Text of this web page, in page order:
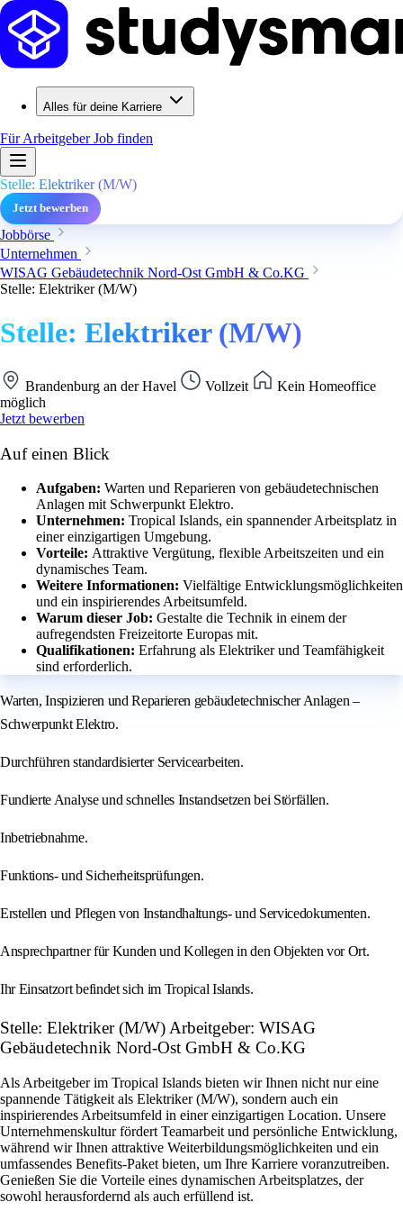
Alles für deine Karriere
Für ArbeitgeberJob finden
Stelle: Elektriker (M/W)
Jetzt bewerben
Jobbörse
Unternehmen
WISAG Gebäudetechnik Nord-Ost GmbH & Co.KG
Stelle: Elektriker (M/W)
Stelle: Elektriker (M/W)
Brandenburg an der Havel Vollzeit
Kein Homeoffice
möglich
Jetzt bewerben
Auf einen Blick
Aufgaben: Warten und Reparieren von gebäudetechnischen
Anlagen mit Schwerpunkt Elektro.
Unternehmen: Tropical Islands, ein spannender Arbeitsplatz in
einer einzigartigen Umgebung.
Vorteile: Attraktive Vergütung, flexible Arbeitszeiten und ein
dynamisches Team.
Weitere Informationen: Vielfältige Entwicklungsmöglichkeiten
und ein inspirierendes Arbeitsumfeld.
Warum dieser Job: Gestalte die Technik in einem der
aufregendsten Freizeitorte Europas mit.
Qualifikationen: Erfahrung als Elektriker und Teamfähigkeit
sind erforderlich.
Warten, Inspizieren und Reparieren gebäudetechnischer Anlagen –
Schwerpunkt Elektro.
Durchführen standardisierter Servicearbeiten.
Fundierte Analyse und schnelles Instandsetzen bei Störfällen.
Inbetriebnahme.
Funktions- und Sicherheitsprüfungen.
Erstellen und Pflegen von Instandhaltungs- und Servicedokumenten.
Ansprechpartner für Kunden und Kollegen in den Objekten vor Ort.
Ihr Einsatzort befindet sich im Tropical Islands.
Stelle: Elektriker (M/W) Arbeitgeber: WISAG
Gebäudetechnik Nord-Ost GmbH & Co.KG
Als Arbeitgeber im Tropical Islands bieten wir Ihnen nicht nur eine
spannende Tätigkeit als Elektriker (M/W), sondern auch ein
inspirierendes Arbeitsumfeld in einer einzigartigen Location. Unsere
Unternehmenskultur fördert Teamarbeit und persönliche Entwicklung,
während wir Ihnen attraktive Weiterbildungsmöglichkeiten und ein
umfassendes Benefits-Paket bieten, um Ihre Karriere voranzutreiben.
Genießen Sie die Vorteile eines dynamischen Arbeitsplatzes, der
sowohl herausfordernd als auch erfüllend ist.